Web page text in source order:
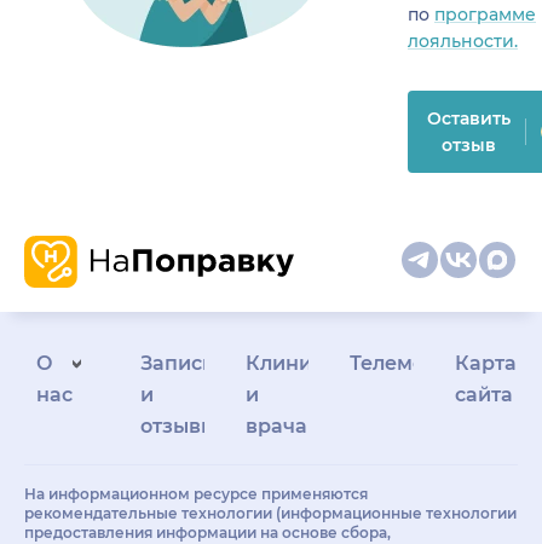
по программе
лояльности.
Оставить
отзыв
О
нас
Запись
и
отзывы
Клиникам
и
врачам
Телемедицина
Карта
сайта
На информационном ресурсе применяются
рекомендательные технологии (информационные технологии
предоставления информации на основе сбора,